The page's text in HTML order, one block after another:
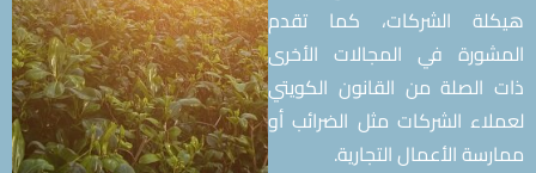
الشركات، كما تقدم
في المجالات الأخرى
من القانون الكويتي
الشركات مثل الضرائب أو
الأعمال التجارية.